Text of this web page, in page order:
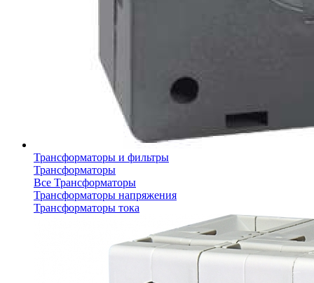
Трансформаторы и фильтры
Трансформаторы
Все Трансформаторы
Трансформаторы напряжения
Трансформаторы тока